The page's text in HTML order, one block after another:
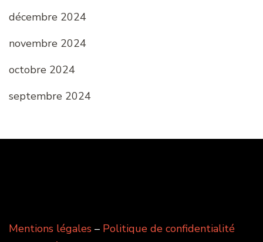
décembre 2024
novembre 2024
octobre 2024
septembre 2024
Mentions légales – Politique de confidentialité